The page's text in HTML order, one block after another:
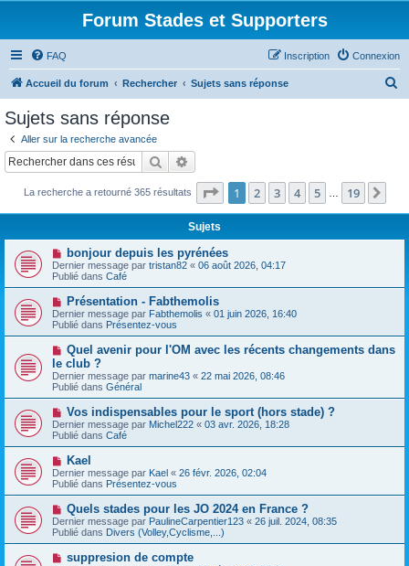
Forum Stades et Supporters
FAQ Connexion
Inscription
Accueil du forum Rechercher Sujets sans réponse
c
Sujets sans réponse
Aller sur la recherche avancée
Rechercher
La recherche a retourné 365 résultats Page 1sur19
1 2 3 4 5 19
Sujets
N
o
u
v
e
a
u
m
e
s
s
a
g
e
bonjour depuis les pyrénées
Dernier message par tristan82 « 06 août 2026, 04:17
Publié dans Café
N
o
u
v
a
u
m
e
s
s
g
e
Présentation - Fabthemolis
Dernier message par Fabthemolis « 01 juin 2026, 16:40
Publié dans Présentez-vous
N
u
v
e
a
u
m
e
s
s
a
g
e
Quel avenir pour l'OM avec les récents changements dans
le club ?
Dernier message par marine43 « 22 mai 2026, 08:46
Publié dans Général
N
o
u
v
e
a
u
m
e
s
s
a
g
Vos indispensables pour le sport (hors stade) ?
Dernier message par Michel222 « 03 avr. 2026, 18:28
Publié dans Café
N
o
u
v
a
u
m
e
s
Kael
Dernier message par Kael « 26 févr. 2026, 02:04
Publié dans Présentez-vous
N
o
u
v
a
Quels stades pour les JO 2024 en France ?
Dernier message par PaulineCarpentier123 « 26 juil. 2024, 08:35
Publié dans Divers (Volley,Cyclisme,...)
Nsuppresion de compte